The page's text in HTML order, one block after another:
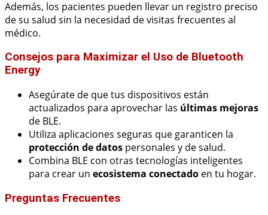
Además, los pacientes pueden llevar un registro preciso
de su salud sin la necesidad de visitas frecuentes al
médico.
Consejos para Maximizar el Uso de Bluetooth
Energy
Asegúrate de que tus dispositivos están
actualizados para aprovechar las últimas mejoras
de BLE.
Utiliza aplicaciones seguras que garanticen la
protección de datos personales y de salud.
Combina BLE con otras tecnologías inteligentes
para crear un ecosistema conectado en tu hogar.
Preguntas Frecuentes